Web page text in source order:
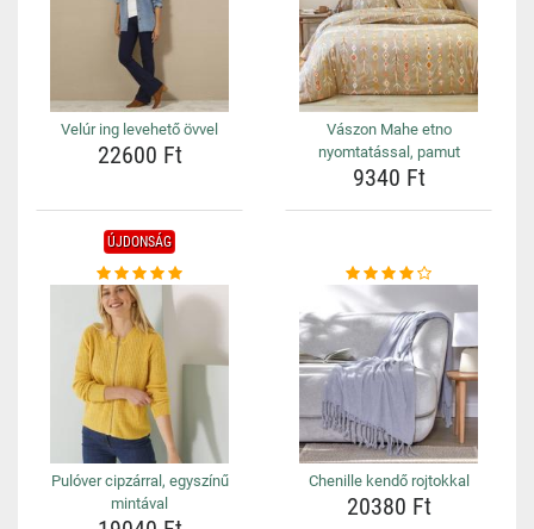
Velúr ing levehető övvel
22600 Ft
Vászon Mahe etno
nyomtatással, pamut
9340 Ft
ÚJDONSÁG
Pulóver cipzárral, egyszínű
mintával
Chenille kendő rojtokkal
20380 Ft